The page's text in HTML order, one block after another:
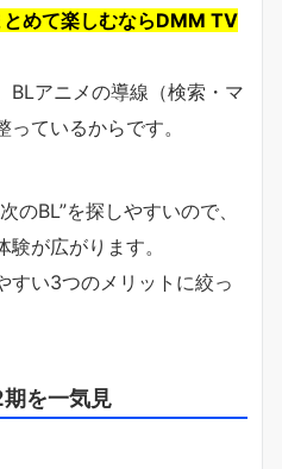
とめて楽しむならDMM TV
BLアニメの導線（検索・マ
ているからです。
のBL”を探しやすいので、
が広がります。
すい3つのメリットに絞っ
を一気見